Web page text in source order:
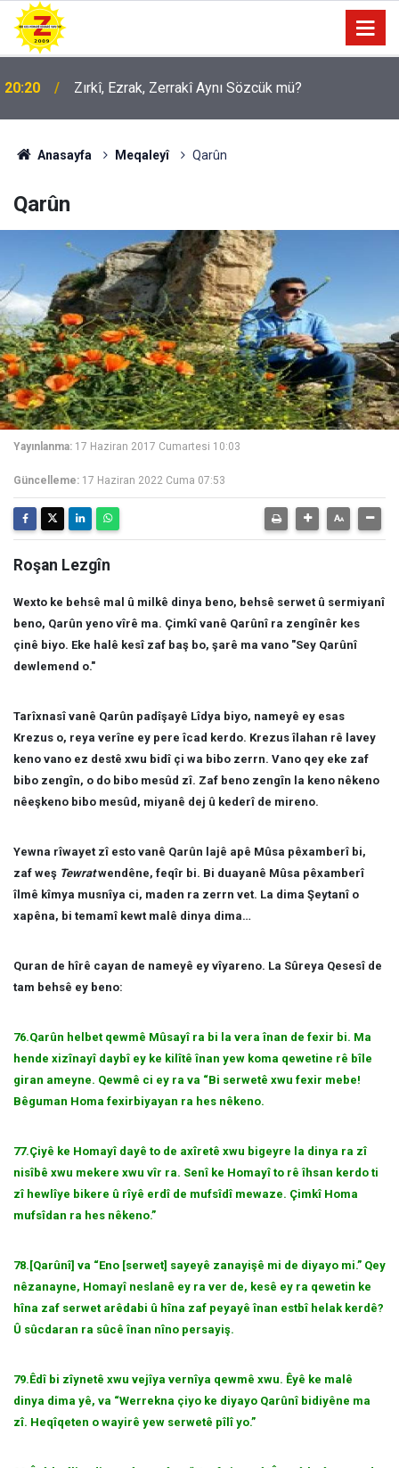
20:20
09:56 Ji Zilma Partîzanan Nimûneyeka Piçûk
Anasayfa Meqaleyî Qarûn
Qarûn
Yayınlanma: 17 Haziran 2017 Cumartesi 10:03
Güncelleme: 17 Haziran 2022 Cuma 07:53
Roşan Lezgîn
Wexto ke behsê mal û milkê dinya beno, behsê serwet û sermiyanî
beno, Qarûn yeno vîrê ma. Çimkî vanê Qarûnî ra zengînêr kes
çinê biyo. Eke halê kesî zaf baş bo, şarê ma vano "Sey Qarûnî
dewlemend o."
Tarîxnasî vanê Qarûn padîşayê Lîdya biyo, nameyê ey esas
Krezus o, reya verîne ey pere îcad kerdo. Krezus îlahan rê lavey
keno vano ez destê xwu bidî çi wa bibo zerrn. Vano qey eke zaf
bibo zengîn, o do bibo mesûd zî. Zaf beno zengîn la keno nêkeno
nêeşkeno bibo mesûd, miyanê dej û kederî de mireno.
Yewna rîwayet zî esto vanê Qarûn lajê apê Mûsa pêxamberî bi,
zaf weş Tewratwendêne, feqîr bi. Bi duayanê Mûsa pêxamberî
îlmê kîmya musnîya ci, maden ra zerrn vet. La dima Şeytanî o
xapêna, bi temamî kewt malê dinya dima…
Quran de hîrê cayan de nameyê ey vîyareno. La Sûreya Qesesî de
tam behsê ey beno:
76.Qarûn helbet qewmê Mûsayî ra bi la vera înan de fexir bi. Ma
hende xizînayî daybî ey ke kilîtê înan yew koma qewetine rê bîle
giran ameyne. Qewmê ci ey ra va “Bi serwetê xwu fexir mebe!
Bêguman Homa fexirbiyayan ra hes nêkeno.
77.Çiyê ke Homayî dayê to de axîretê xwu bigeyre la dinya ra zî
nisîbê xwu mekere xwu vîr ra. Senî ke Homayî to rê îhsan kerdo ti
zî hewlîye bikere û rîyê erdî de mufsîdî mewaze. Çimkî Homa
mufsîdan ra hes nêkeno.”
78.[Qarûnî] va “Eno [serwet] sayeyê zanayişê mi de diyayo mi.” Qey
nêzanayne, Homayî neslanê ey ra ver de, kesê ey ra qewetin ke
hîna zaf serwet arêdabi û hîna zaf peyayê înan estbî helak kerdê?
Û sûcdaran ra sûcê înan nîno persayiş.
79.Êdî bi zîynetê xwu vejîya vernîya qewmê xwu. Êyê ke malê
dinya dima yê, va “Werrekna çiyo ke diyayo Qarûnî bidiyêne ma
zî. Heqîqeten o wayirê yew serwetê pîlî yo.”